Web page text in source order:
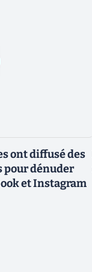
ont diffusé des
dénuder
et Instagram